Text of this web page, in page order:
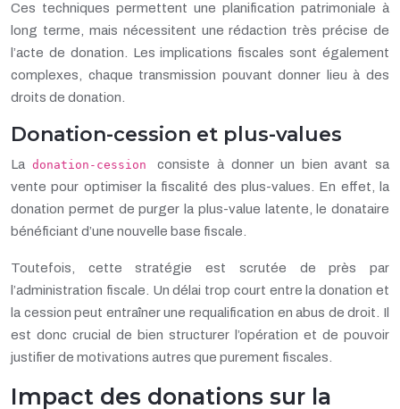
Ces techniques permettent une planification patrimoniale à
long terme, mais nécessitent une rédaction très précise de
l’acte de donation. Les implications fiscales sont également
complexes, chaque transmission pouvant donner lieu à des
droits de donation.
Donation-cession et plus-values
La donation-cessionconsiste à donner un bien avant sa
vente pour optimiser la fiscalité des plus-values. En effet, la
donation permet de purger la plus-value latente, le donataire
bénéficiant d’une nouvelle base fiscale.
Toutefois, cette stratégie est scrutée de près par
l’administration fiscale. Un délai trop court entre la donation et
la cession peut entraîner une requalification en abus de droit. Il
est donc crucial de bien structurer l’opération et de pouvoir
justifier de motivations autres que purement fiscales.
Impact des donations sur la